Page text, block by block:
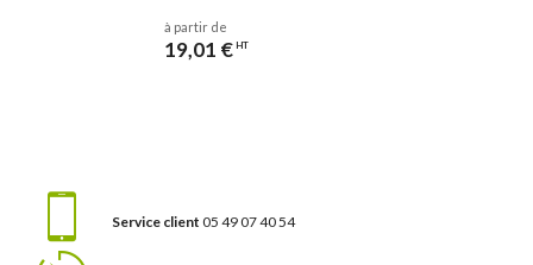
à partir de
19,01 € HT
Service client 05 49 07 40 54